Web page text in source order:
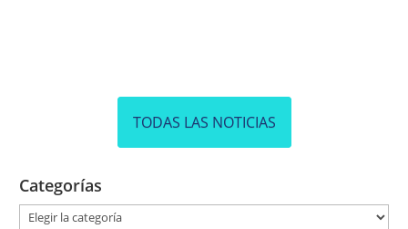
TODAS LAS NOTICIAS
Categorías